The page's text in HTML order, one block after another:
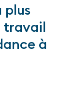
plus
travail
à